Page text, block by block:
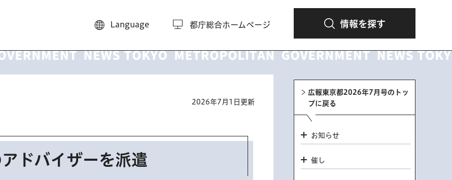
Language 都庁総合ホームページ 情報を探す
2026年7月1日更新
ドバイザーを派遣
広報東京都2026年7月号のトッ
プに戻る
お知らせ
催し